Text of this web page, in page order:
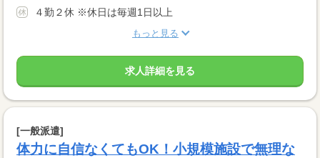
４勤２休 ※休日は毎週1日以上
もっと見る
求人詳細を見る
[一般派遣]
体力に自信なくてもOK！小規模施設で無理な